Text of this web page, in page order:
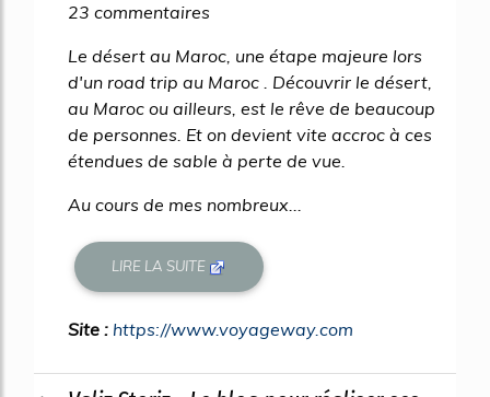
23 commentaires
Le désert au Maroc, une étape majeure lors
d'un road trip au Maroc . Découvrir le désert,
au Maroc ou ailleurs, est le rêve de beaucoup
de personnes. Et on devient vite accroc à ces
étendues de sable à perte de vue.
Au cours de mes nombreux...
LIRE LA SUITE
Site : https://www.voyageway.com